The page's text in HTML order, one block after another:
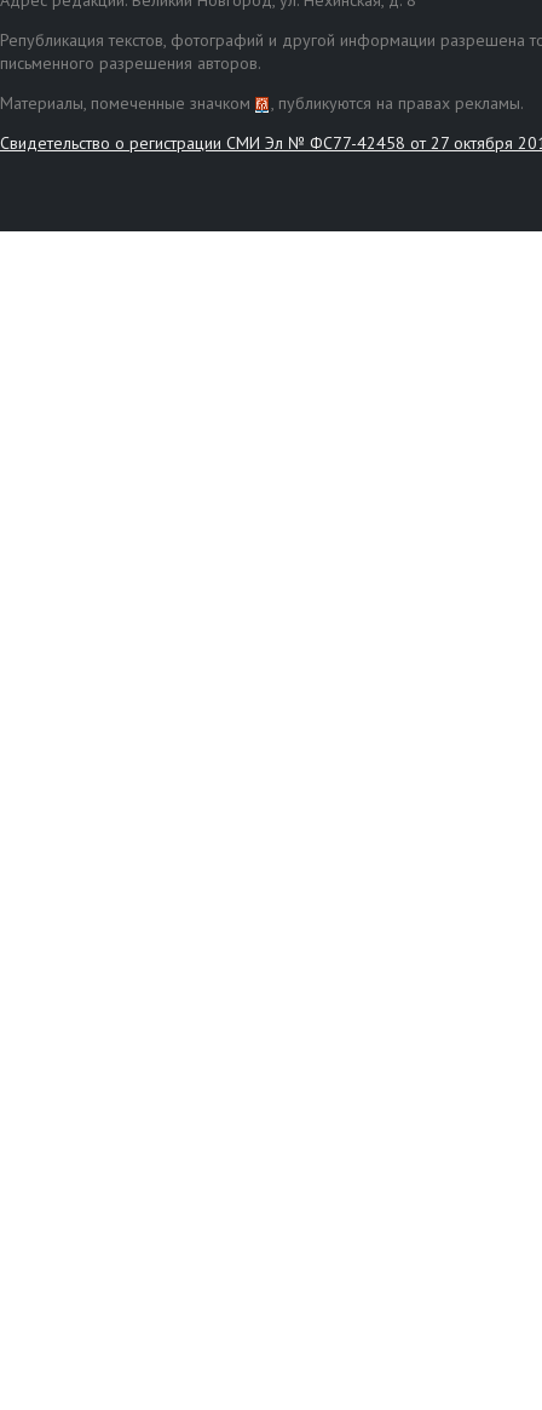
Републикация текстов, фотографий и другой информации разрешена
письменного разрешения авторов.
Материалы, помеченные значком
, публикуются на правах рекламы.
Свидетельство о регистрации СМИ Эл № ФС77-42458 от 27 октября